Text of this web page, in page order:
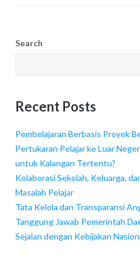
Search
Recent Posts
Pembelajaran Berbasis Proyek
Pertukaran Pelajar ke Luar
untuk Kalangan Tertentu?
Kolaborasi Sekolah, Keluarga,
Masalah Pelajar
Tata Kelola dan Transparansi
Tanggung Jawab Pemerintah
Sejalan dengan Kebijakan